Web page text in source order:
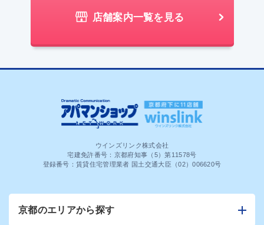
店舗案内一覧を見る
ウインズリンク株式会社
宅建免許番号：京都府知事（5）第11578号
登録番号：賃貸住宅管理業者 国土交通大臣（02）006620号
京都のエリアから探す